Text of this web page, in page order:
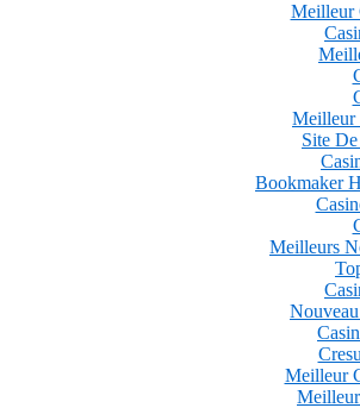
Meilleur
Meilleur
Site
Bookmaker
Meilleurs
Meilleur